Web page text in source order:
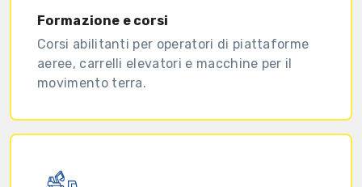
Formazione e corsi
Corsi abilitanti per operatori di piattaforme
aeree, carrelli elevatori e macchine per il
movimento terra.